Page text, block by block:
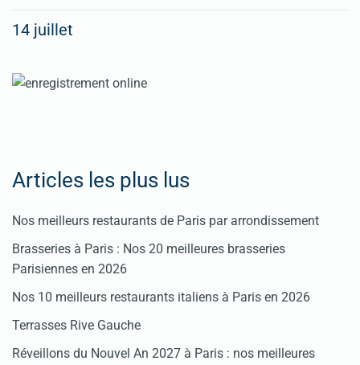
enregistrer
votre
Cliquez
14 juillet
Articles les plus lus
Nos meilleurs restaurants de Paris par arrondissement
Brasseries à Paris : Nos 20 meilleures brasseries
Parisiennes en 2026
Nos 10 meilleurs restaurants italiens à Paris en 2026
Terrasses Rive Gauche
Réveillons du Nouvel An 2027 à Paris : nos meilleures